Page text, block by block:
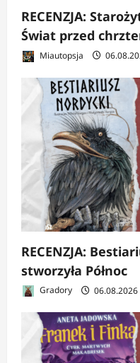
RECENZJA:
Świat przed
Miautopsja
RECENZJA:
stworzyła Północ
Gradory 06.08.2026